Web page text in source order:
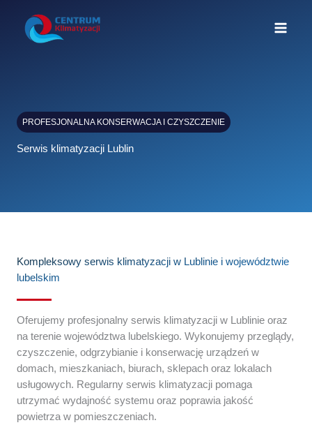
PROFESJONALNA KONSERWACJA I CZYSZCZENIE
Serwis klimatyzacji Lublin
Kompleksowy serwis klimatyzacji w Lublinie i województwie
lubelskim
Oferujemy profesjonalny serwis klimatyzacji w Lublinie oraz
na terenie województwa lubelskiego. Wykonujemy przeglądy,
czyszczenie, odgrzybianie i konserwację urządzeń w
domach, mieszkaniach, biurach, sklepach oraz lokalach
usługowych. Regularny serwis klimatyzacji pomaga
utrzymać wydajność systemu oraz poprawia jakość
powietrza w pomieszczeniach.